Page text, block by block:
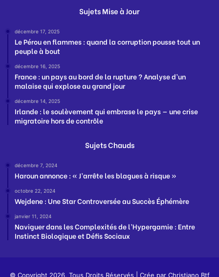
Sujets Mise à Jour
décembre 17, 2025
Le Pérou en flammes : quand la corruption pousse tout un
peuple à bout
décembre 16, 2025
France : un pays au bord de la rupture ? Analyse d’un
malaise qui explose au grand jour
décembre 14, 2025
Irlande : le soulèvement qui embrase le pays — une crise
migratoire hors de contrôle
Sujets Chauds
décembre 7, 2024
Haroun annonce : « J’arrête les blagues à risque »
octobre 22, 2024
Wejdene : Une Star Controversée au Succès Éphémère
janvier 11, 2024
Naviguer dans les Complexités de l’Hypergamie : Entre
Instinct Biologique et Défis Sociaux
© Copyright 2026, Tous Droits Réservés | Crée par Christiano Btf